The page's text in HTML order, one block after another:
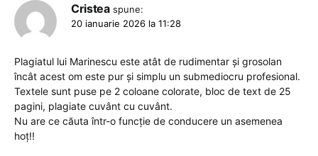
Cristea spune:
20 ianuarie 2026 la 11:28
Plagiatul lui Marinescu este atât de rudimentar și grosolan
încât acest om este pur și simplu un submediocru profesional.
Textele sunt puse pe 2 coloane colorate, bloc de text de 25
pagini, plagiate cuvânt cu cuvânt.
Nu are ce căuta într-o funcție de conducere un asemenea
hoț!!